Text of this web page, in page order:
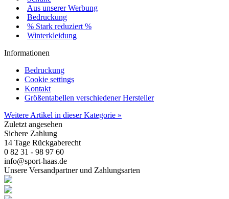
Aus unserer Werbung
Bedruckung
% Stark reduziert %
Winterkleidung
Informationen
Bedruckung
Cookie settings
Kontakt
Größentabellen verschiedener Hersteller
Weitere Artikel in dieser Kategorie »
Zuletzt angesehen
Sichere Zahlung
14 Tage Rückgaberecht
0 82 31 - 98 97 60
info@sport-haas.de
Unsere Versandpartner und Zahlungsarten